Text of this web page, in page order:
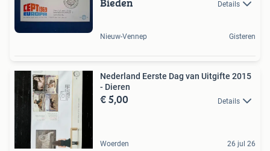
Details
Nieuw-Vennep Gisteren
Nederland Eerste Dag van Uitgifte 2015
- Dieren
€ 5,00 Details
Woerden 26 jul 26